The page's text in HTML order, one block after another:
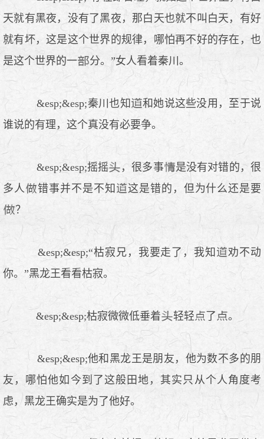
天就有黑夜，没有了黑夜，那白天也就不叫白天，有好
就有坏，这是这个世界的规律，哪怕再不好的存在，也
是这个世界的一
分。”女人看着秦川。
&esp;&esp;秦川也知
和她说这些没用，至于说
谁说的有理，这个真没有必要争。
&esp;&esp;摇摇 ，很多事
是没有对错的，很
多人
错事并不是不知
这是错的，但为什么还是要
？
&esp;&esp;“枯寂兄，我要走了，我知
劝不动
你。”黑龙王看看枯寂。
&esp;&esp;枯寂微微低垂着 轻轻 了 。
&esp;&esp;他和黑龙王是朋友，他为数不多的朋
友，哪怕他如今到了这般田地，其实只从个人角度考
虑，黑龙王确实是为了他好。